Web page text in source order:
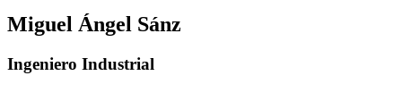
Miguel Ángel Sánz
Ingeniero Industrial